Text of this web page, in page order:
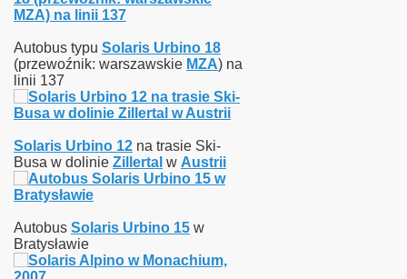
Autobus typu Solaris Urbino 18
(przewoźnik: warszawskie MZA) na
linii 137
Solaris Urbino 12 na trasie Ski-
Busa w dolinie Zillertal w Austrii
Autobus Solaris Urbino 15 w
Bratysławie